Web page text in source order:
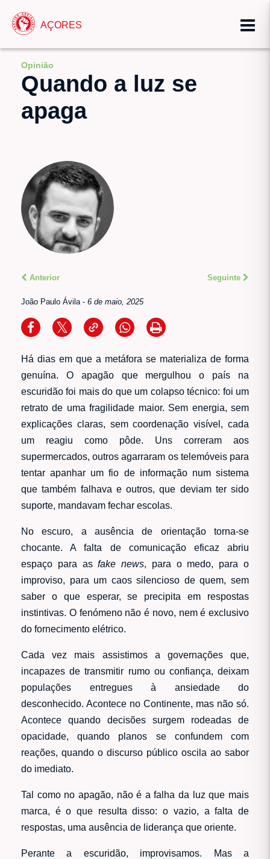
AÇORES
Opinião
Quando a luz se
apaga
Anterior Seguinte
João Paulo Ávila- 6 de maio, 2025
Há dias em que a metáfora se materializa de forma
genuína. O apagão que mergulhou o país na
escuridão foi mais do que um colapso técnico: foi um
retrato de uma fragilidade maior. Sem energia, sem
explicações claras, sem coordenação visível, cada
um reagiu como pôde. Uns correram aos
supermercados, outros agarraram os telemóveis para
tentar apanhar um fio de informação num sistema
que também falhava e outros, que deviam ter sido
suporte, mandavam fechar escolas.
No escuro, a ausência de orientação torna-se
chocante. A falta de comunicação eficaz abriu
espaço para asfake news, para o medo, para o
improviso, para um caos silencioso de quem, sem
saber o que esperar, se precipita em respostas
instintivas. O fenómeno não é novo, nem é exclusivo
do fornecimento elétrico.
Cada vez mais assistimos a governações que,
incapazes de transmitir rumo ou confiança, deixam
populações entregues à ansiedade do
desconhecido. Acontece no Continente, mas não só.
Acontece quando decisões surgem rodeadas de
opacidade, quando planos se confundem com
reações, quando o discurso público oscila ao sabor
do imediato.
Tal como no apagão, não é a falha da luz que mais
marca, é o que resulta disso: o vazio, a falta de
respostas, uma ausência de liderança que oriente.
Perante a escuridão, improvisamos. Mas a